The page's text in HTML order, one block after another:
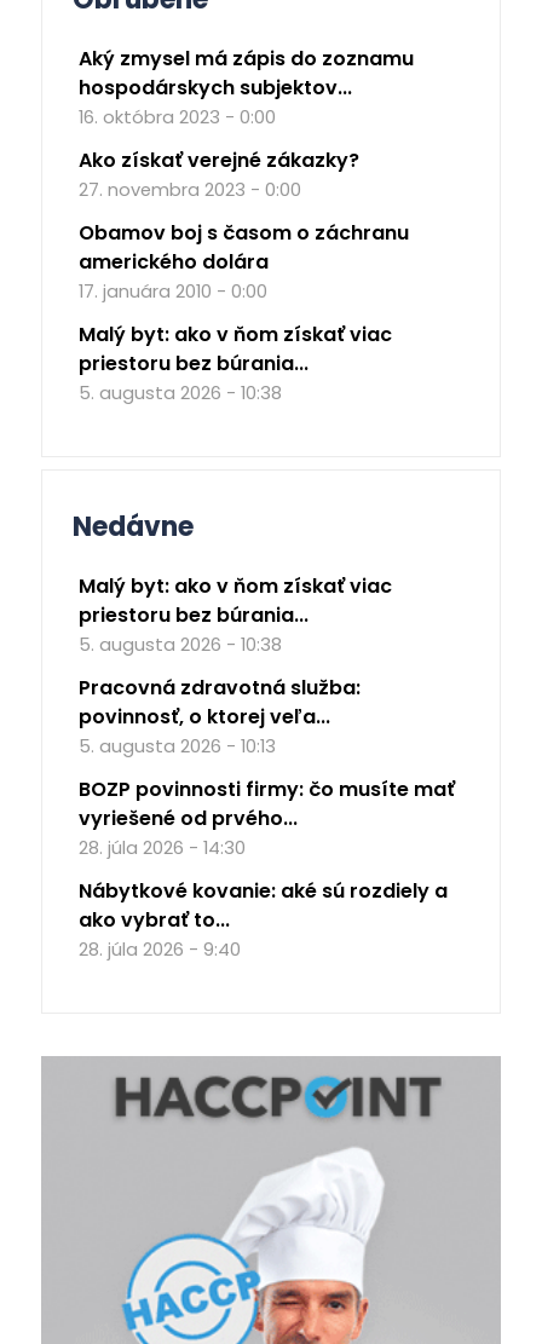
Aký zmysel má zápis do zoznamu
hospodárskych subjektov...
16. októbra 2023 - 0:00
Ako získať verejné zákazky?
27. novembra 2023 - 0:00
Obamov boj s časom o záchranu
amerického dolára
17. januára 2010 - 0:00
Malý byt: ako v ňom získať viac
priestoru bez búrania...
5. augusta 2026 - 10:38
Nedávne
Malý byt: ako v ňom získať viac
priestoru bez búrania...
5. augusta 2026 - 10:38
Pracovná zdravotná služba:
povinnosť, o ktorej veľa...
5. augusta 2026 - 10:13
BOZP povinnosti firmy: čo musíte mať
vyriešené od prvého...
28. júla 2026 - 14:30
Nábytkové kovanie: aké sú rozdiely a
ako vybrať to...
28. júla 2026 - 9:40